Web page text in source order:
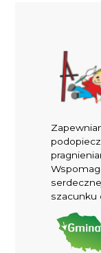
szacunku